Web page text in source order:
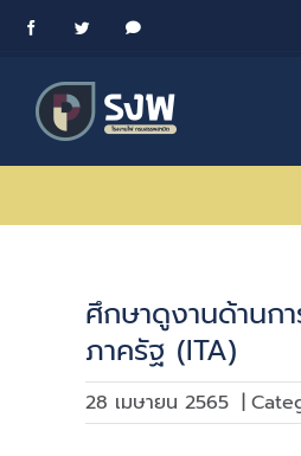
Skip
FacebookTwitter Messenger
ศึกษาดูงานด้านก
ภาครัฐ (ITA)
28 เมษายน 2565 |